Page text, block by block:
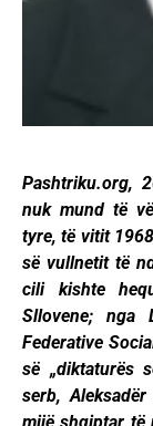
Pashtriku.org,
nuk mund të
tyre, të vitit
së vullnetit të
cili kishte
Sllovene; nga
Federative
së „diktaturës
serb,